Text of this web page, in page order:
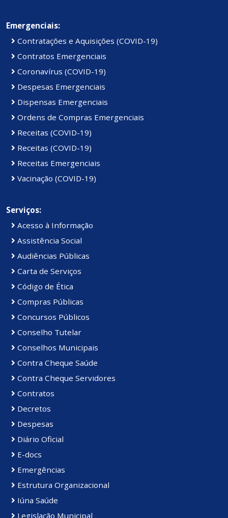
Emergenciais:
Contratações e Aquisições (COVID-19)
Contratos Emergenciais
Coronavírus (COVID-19)
Despesas Emergenciais
Dispensas Emergenciais
Ordens de Compras Emergenciais
Receitas (COVID-19)
Receitas (COVID-19)
Receitas Emergenciais
Vacinação (COVID-19)
Serviços:
Acesso à Informação
Assistência Social
Audiências Públicas
Carta de Serviços
Código de Ética
Compras Públicas
Concursos Públicos
Conselho Tutelar
Conselhos Municipais
Contra Cheque Saúde
Contra Cheque Servidores
Contratos
Decretos
Despesas
Diário Oficial
E-docs
Emergências
Estrutura Organizacional
Iúna Saúde
Legislação Municipal